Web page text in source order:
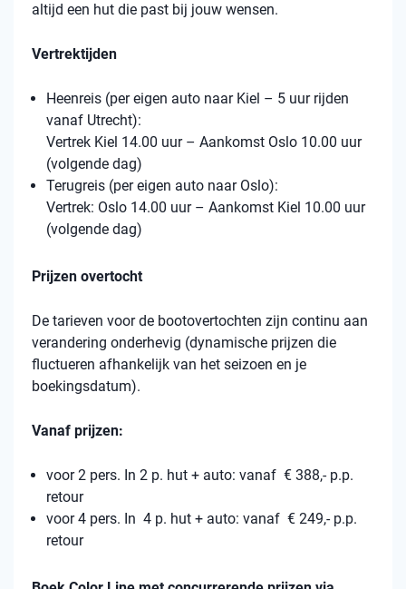
altijd een hut die past bij jouw wensen.
Vertrektijden
Heenreis (per eigen auto naar Kiel – 5 uur rijden
vanaf Utrecht):
Vertrek Kiel 14.00 uur – Aankomst Oslo 10.00 uur
(volgende dag)
Terugreis (per eigen auto naar Oslo):
Vertrek: Oslo 14.00 uur – Aankomst Kiel 10.00 uur
(volgende dag)
Prijzen overtocht
De tarieven voor de bootovertochten zijn continu aan
verandering onderhevig (dynamische prijzen die
fluctueren afhankelijk van het seizoen en je
boekingsdatum).
Vanaf prijzen:
voor 2 pers. In 2 p. hut + auto: vanaf € 388,- p.p.
retour
voor 4 pers. In 4 p. hut + auto: vanaf € 249,- p.p.
retour